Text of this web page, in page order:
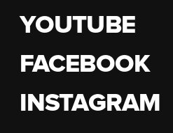
YOUTUBE
FACEBOOK
INSTAGRAM